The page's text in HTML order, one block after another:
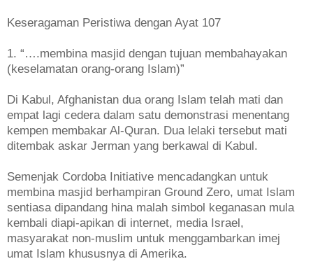
Keseragaman Peristiwa dengan Ayat 107
1. “….membina masjid dengan tujuan membahayakan
(keselamatan orang-orang Islam)”
Di Kabul, Afghanistan dua orang Islam telah mati dan
empat lagi cedera dalam satu demonstrasi menentang
kempen membakar Al-Quran. Dua lelaki tersebut mati
ditembak askar Jerman yang berkawal di Kabul.
Semenjak Cordoba Initiative mencadangkan untuk
membina masjid berhampiran Ground Zero, umat Islam
sentiasa dipandang hina malah simbol keganasan mula
kembali diapi-apikan di internet, media Israel,
masyarakat non-muslim untuk menggambarkan imej
umat Islam khususnya di Amerika.